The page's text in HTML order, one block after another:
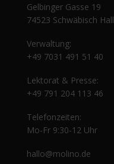
Gelbinger Gasse 19
74523 Schwäbisch Hall
Verwaltung:
+49 7031 491 51 40
Lektorat & Presse:
+49 791 204 113 46
Telefonzeiten:
Mo-Fr 9:30-12 Uhr
hallo@molino.de